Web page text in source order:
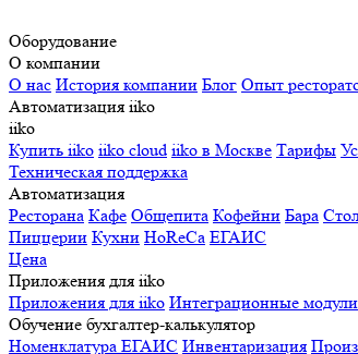
Оборудование
О компании
О нас История компании Блог Опыт
Автоматизация iiko
iiko
Купить iiko iiko cloud iiko в Москве Тарифы
Техническая поддержка
Автоматизация
Ресторана Кафе Общепита Кофейни Бара
Пиццерии Кухни HoReCa ЕГАИС
Цена
Приложения для iiko
Приложения для iiko Интеграционные модули
Обучение бухгалтер-калькулятор
Номенклатура ЕГАИС Инвентаризация